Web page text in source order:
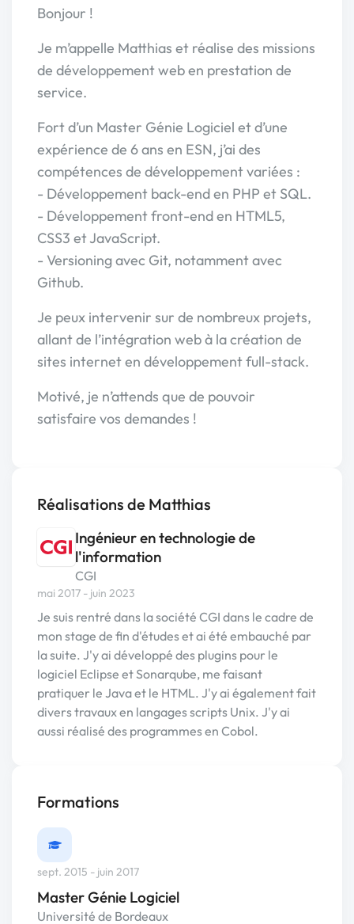
Bonjour !
Je m’appelle Matthias et réalise des missions
de développement web en prestation de
service.
Fort d’un Master Génie Logiciel et d’une
expérience de 6 ans en ESN, j’ai des
compétences de développement variées :
- Développement back-end en PHP et SQL.
- Développement front-end en HTML5,
CSS3 et JavaScript.
- Versioning avec Git, notamment avec
Github.
Je peux intervenir sur de nombreux projets,
allant de l’intégration web à la création de
sites internet en développement full-stack.
Motivé, je n’attends que de pouvoir
satisfaire vos demandes !
Réalisations de Matthias
Ingénieur en technologie de
l'information
CGI
mai 2017 - juin 2023
Je suis rentré dans la société CGI dans le cadre de
mon stage de fin d'études et ai été embauché par
la suite. J'y ai développé des plugins pour le
logiciel Eclipse et Sonarqube, me faisant
pratiquer le Java et le HTML. J'y ai également fait
divers travaux en langages scripts Unix. J'y ai
aussi réalisé des programmes en Cobol.
Formations
sept. 2015 - juin 2017
Master Génie Logiciel
Université de Bordeaux